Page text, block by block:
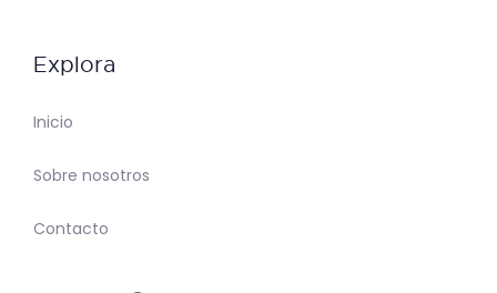
Explora
Inicio
Sobre nosotros
Contacto